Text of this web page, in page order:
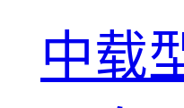
中载